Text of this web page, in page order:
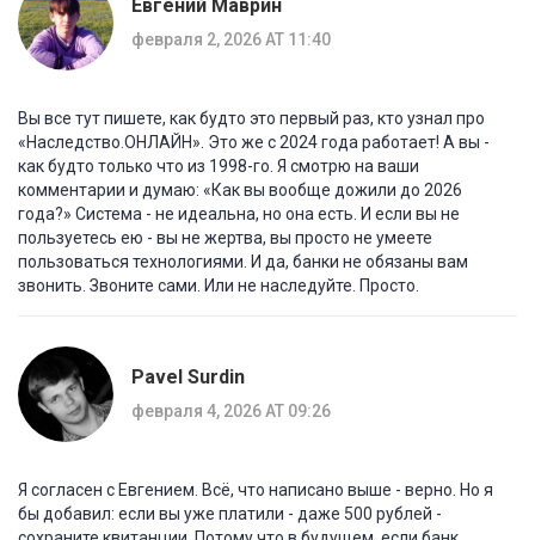
Евгений Маврин
февраля 2, 2026 AT 11:40
Вы все тут пишете, как будто это первый раз, кто узнал про
«Наследство.ОНЛАЙН». Это же с 2024 года работает! А вы -
как будто только что из 1998-го. Я смотрю на ваши
комментарии и думаю: «Как вы вообще дожили до 2026
года?» Система - не идеальна, но она есть. И если вы не
пользуетесь ею - вы не жертва, вы просто не умеете
пользоваться технологиями. И да, банки не обязаны вам
звонить. Звоните сами. Или не наследуйте. Просто.
Pavel Surdin
февраля 4, 2026 AT 09:26
Я согласен с Евгением. Всё, что написано выше - верно. Но я
бы добавил: если вы уже платили - даже 500 рублей -